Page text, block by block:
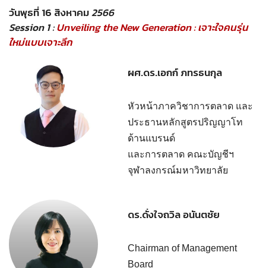
วันพุธที่ 16 สิงหาคม2566
Session 1 :Unveiling the New Generation : เจาะใจคนรุ่น
ใหม่แบบเจาะลึก
ผศ.ดร.เอกก์ ภทรธนกุล
หัวหน้าภาควิชาการตลาด และ
ประธานหลักสูตรปริญญาโท
ด้านแบรนด์
และการตลาด คณะบัญชีฯ
จุฬาลงกรณ์มหาวิทยาลัย
ดร.ดั่งใจถวิล อนันตชัย
Chairman of Management
Board